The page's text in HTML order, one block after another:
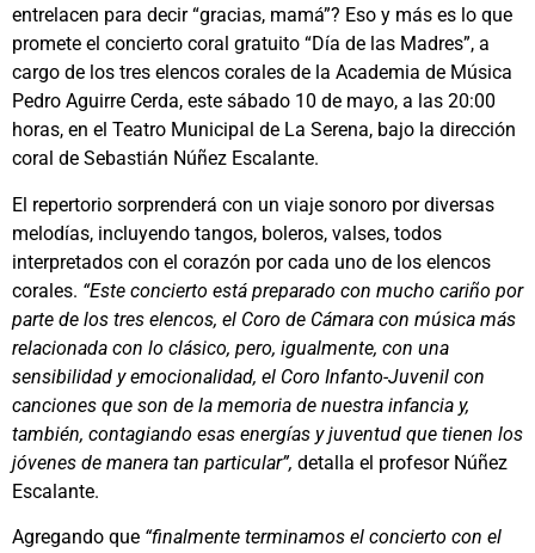
entrelacen para decir “gracias, mamá”? Eso y más es lo que
promete el concierto coral gratuito “Día de las Madres”, a
cargo de los tres elencos corales de la Academia de Música
Pedro Aguirre Cerda, este sábado 10 de mayo, a las 20:00
horas, en el Teatro Municipal de La Serena, bajo la dirección
coral de Sebastián Núñez Escalante.
El repertorio sorprenderá con un viaje sonoro por diversas
melodías, incluyendo tangos, boleros, valses, todos
interpretados con el corazón por cada uno de los elencos
corales. “Este concierto está preparado con mucho cariño por
parte de los tres elencos, el Coro de Cámara con música más
relacionada con lo clásico, pero, igualmente, con una
sensibilidad y emocionalidad, el Coro Infanto-Juvenil con
canciones que son de la memoria de nuestra infancia y,
también, contagiando esas energías y juventud que tienen los
jóvenes de manera tan particular”, detalla el profesor Núñez
Escalante.
Agregando que “finalmente terminamos el concierto con el